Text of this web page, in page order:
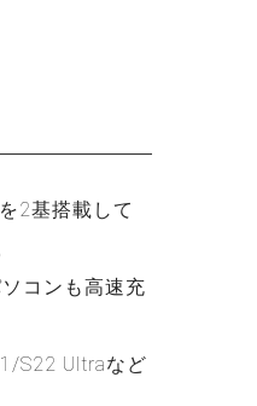
2基搭載して
コンも高速充
S22 Ultraなど